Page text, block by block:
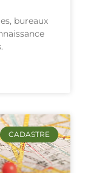
bureaux
CADASTRE